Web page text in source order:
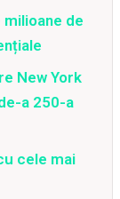
de
New York
a 250-a
cele mai